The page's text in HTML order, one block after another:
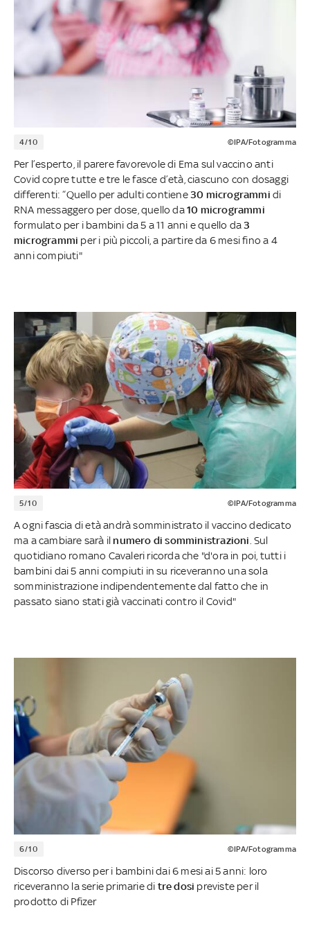
4/10 ©IPA/Fotogramma
Per l’esperto, il parere favorevole di Ema sul vaccino anti
Covid copre tutte e tre le fasce d’età, ciascuno con dosaggi
differenti: “Quello per adulti contiene30 microgrammi di
RNA messaggero per dose, quello da10 microgrammi
formulato per i bambini da 5 a 11 anni e quello da3
microgrammi per i più piccoli, a partire da 6 mesi fino a 4
anni compiuti"
5/10 ©IPA/Fotogramma
A ogni fascia di età andrà somministrato il vaccino dedicato
ma a cambiare sarà il numero di somministrazioni . Sul
quotidiano romano Cavaleri ricorda che "d'ora in poi, tutti i
bambini dai 5 anni compiuti in su riceveranno una sola
somministrazione indipendentemente dal fatto che in
passato siano stati già vaccinati contro il Covid"
6/10 ©IPA/Fotogramma
Discorso diverso per i bambini dai 6 mesi ai 5 anni: loro
riceveranno la serie primarie di tre dosi previste per il
prodotto di Pfizer